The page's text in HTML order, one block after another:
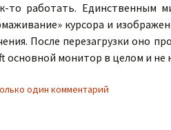
то работать. Единственным
курсора и
После перезагрузки оно
основной монитор в целом и не
один комментарий